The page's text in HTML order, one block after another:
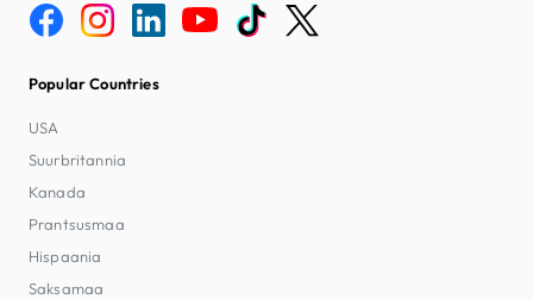
Popular Countries
USA
Suurbritannia
Kanada
Prantsusmaa
Hispaania
Saksamaa